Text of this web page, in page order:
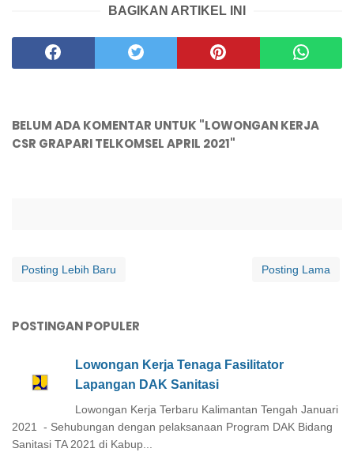
BAGIKAN ARTIKEL INI
BELUM ADA KOMENTAR UNTUK "LOWONGAN KERJA
CSR GRAPARI TELKOMSEL APRIL 2021"
Posting Lebih Baru Posting Lama
POSTINGAN POPULER
Lowongan Kerja Tenaga Fasilitator
Lapangan DAK Sanitasi
Lowongan Kerja Terbaru Kalimantan Tengah Januari
2021 - Sehubungan dengan pelaksanaan Program DAK Bidang
Sanitasi TA 2021 di Kabup...